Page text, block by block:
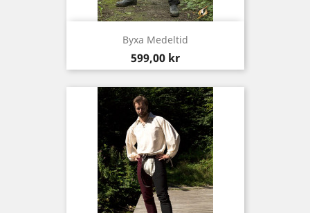
Byxa Medeltid
Pris
599,00 kr